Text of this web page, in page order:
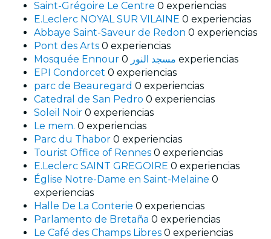
Saint-Grégoire Le Centre 0 experiencias
E.Leclerc NOYAL SUR VILAINE 0 experiencias
Abbaye Saint-Saveur de Redon 0 experiencias
Pont des Arts 0 experiencias
Mosquée Ennour مسجد النور 0 experiencias
EPI Condorcet 0 experiencias
parc de Beauregard 0 experiencias
Catedral de San Pedro 0 experiencias
Soleil Noir 0 experiencias
Le mem. 0 experiencias
Parc du Thabor 0 experiencias
Tourist Office of Rennes 0 experiencias
E.Leclerc SAINT GREGOIRE 0 experiencias
Église Notre-Dame en Saint-Melaine 0
experiencias
Halle De La Conterie 0 experiencias
Parlamento de Bretaña 0 experiencias
Le Café des Champs Libres 0 experiencias